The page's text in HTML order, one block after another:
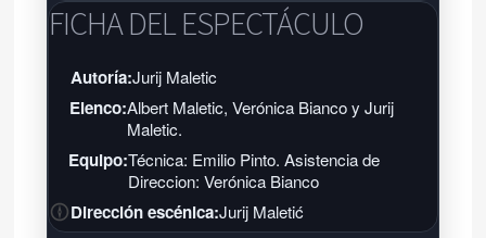
FICHA DEL ESPECTÁCULO
Autoría:Jurij Maletic
Elenco:Albert Maletic, Verónica Bianco y Jurij
Maletic.
Equipo:Técnica: Emilio Pinto. Asistencia de
Direccion: Verónica Bianco
Dirección escénica:Jurij Maletić